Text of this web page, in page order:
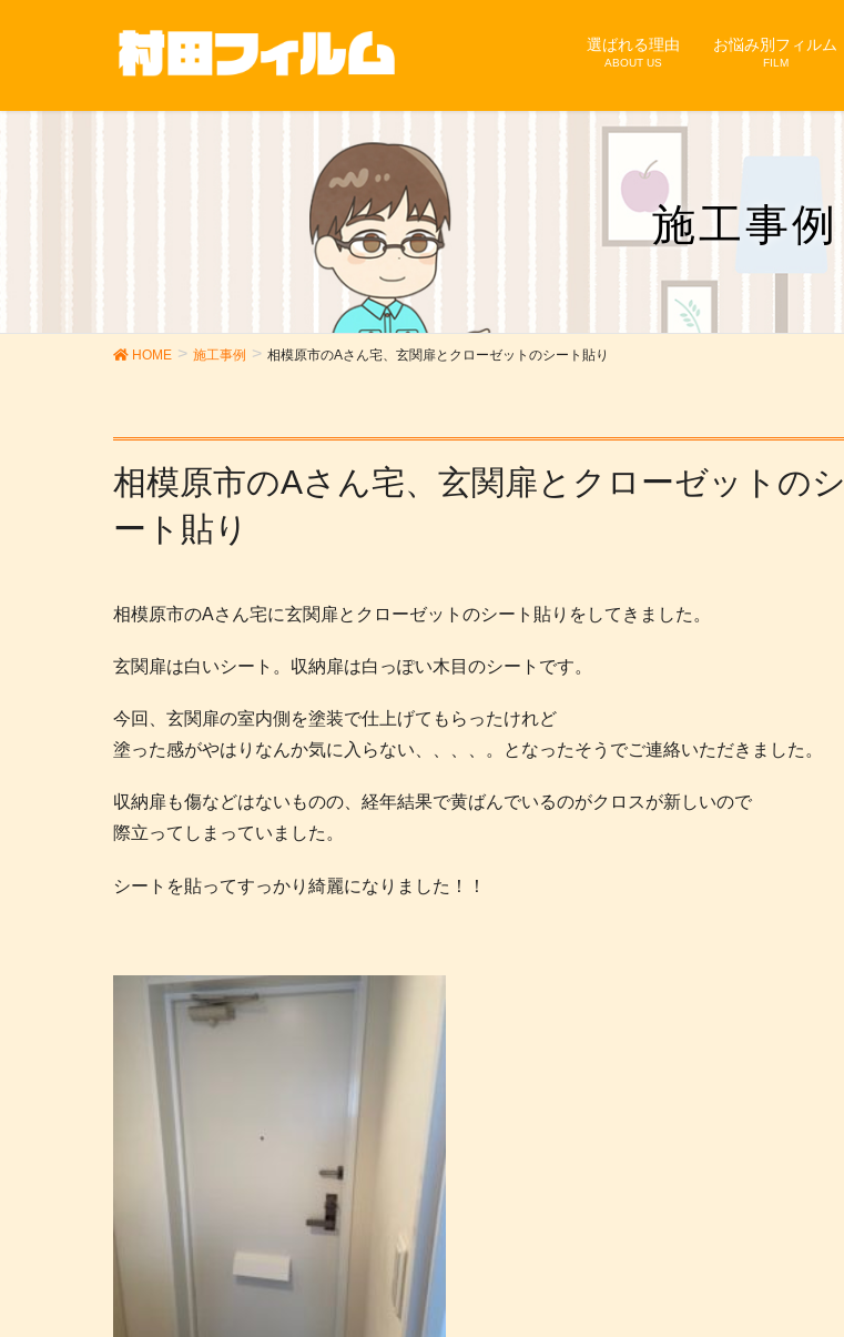
選ばれる理由
ABOUT US
お悩み別フィルム
FILM
施工事例
HOME 施工事例 相模原市のAさん宅、玄関扉とクローゼットのシート貼り
相模原市のAさん宅、玄関扉とクローゼットのシ
ート貼り
相模原市のAさん宅に玄関扉とクローゼットのシート貼りをしてきました。
玄関扉は白いシート。収納扉は白っぽい木目のシートです。
今回、玄関扉の室内側を塗装で仕上げてもらったけれど
塗った感がやはりなんか気に入らない、、、、。となったそうでご連絡いただきました。
収納扉も傷などはないものの、経年結果で黄ばんでいるのがクロスが新しいので
際立ってしまっていました。
シートを貼ってすっかり綺麗になりました！！